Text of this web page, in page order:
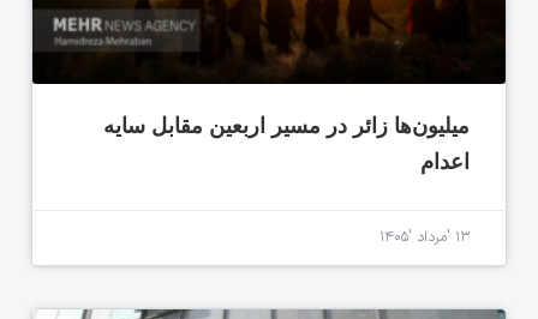
میلیون‌ها زائر در مسیر اربعین مقابل سایه
اعدام
۱۳ 'مرداد '۱۴۰۵